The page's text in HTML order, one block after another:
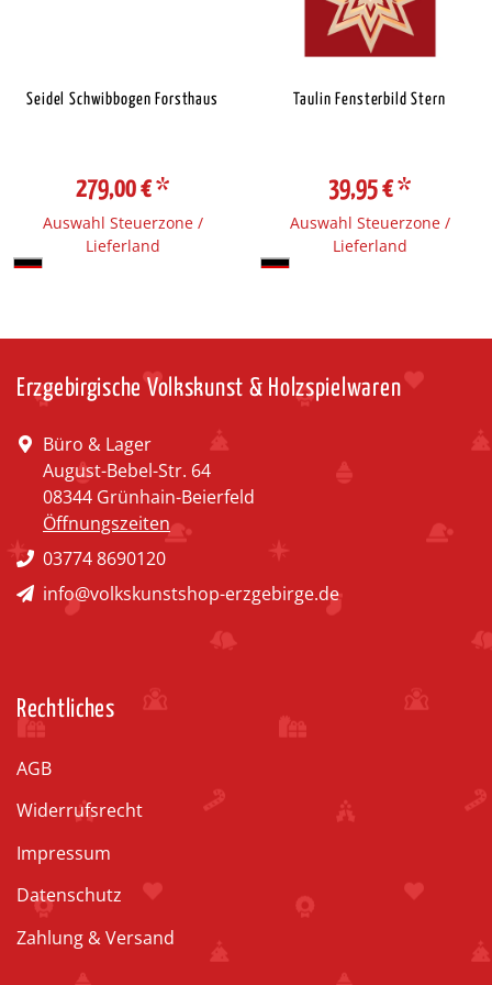
Seidel Schwibbogen Forsthaus
279,00 €*
Auswahl Steuerzone /
Lieferland
Taulin Fensterbild Stern
39,95 €*
Auswahl Steuerzone /
Lieferland
Erzgebirgische Volkskunst & Holzspielwaren
Büro & Lager
August-Bebel-Str. 64
08344 Grünhain-Beierfeld
Öffnungszeiten
03774 8690120
info@volkskunstshop-erzgebirge.de
Rechtliches
AGB
Widerrufsrecht
Impressum
Datenschutz
Zahlung & Versand